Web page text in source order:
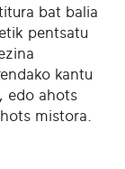
bat balia
pentsatu
kantu
edo ahots
mistora.